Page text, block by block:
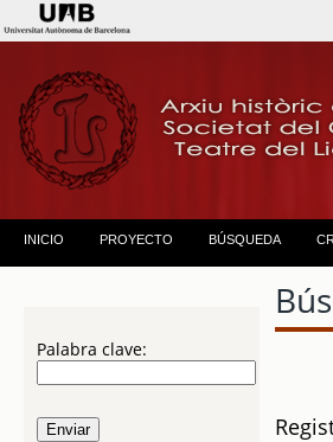
INICIO PROYECTO BÚSQUEDA
Palabra clave: